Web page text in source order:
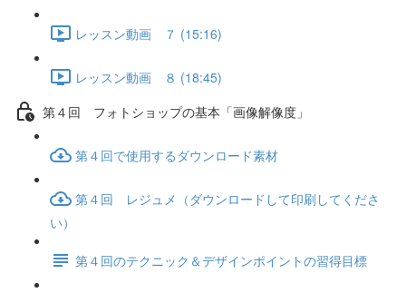
レッスン動画 ７ (15:16)
レッスン動画 ８ (18:45)
第４回 フォトショップの基本「画像解像度」
第４回で使用するダウンロード素材
第４回 レジュメ（ダウンロードして印刷してくださ
い）
第４回のテクニック＆デザインポイントの習得目標